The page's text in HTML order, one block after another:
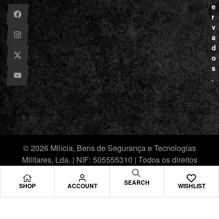
SHOP ACCOUNT SEARCH WISHLIST
e
r
v
a
d
o
s
.
© 2026 Milícia, Bens de Segurança e Tecnologias
Militares, Lda. | NIF: 505555310 | Todos os direitos